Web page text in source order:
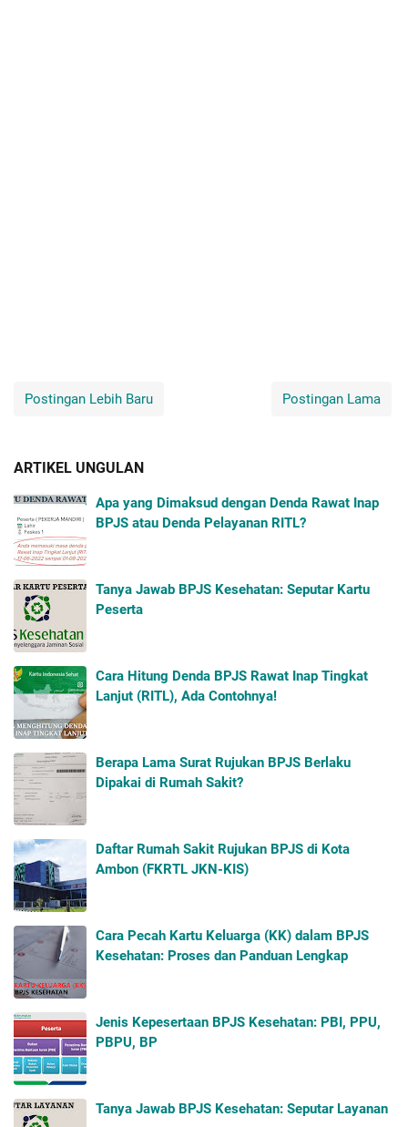
Postingan Lebih Baru Postingan Lama
ARTIKEL UNGULAN
Apa yang Dimaksud dengan Denda Rawat Inap
BPJS atau Denda Pelayanan RITL?
Tanya Jawab BPJS Kesehatan: Seputar Kartu
Peserta
Cara Hitung Denda BPJS Rawat Inap Tingkat
Lanjut (RITL), Ada Contohnya!
Berapa Lama Surat Rujukan BPJS Berlaku
Dipakai di Rumah Sakit?
Daftar Rumah Sakit Rujukan BPJS di Kota
Ambon (FKRTL JKN-KIS)
Cara Pecah Kartu Keluarga (KK) dalam BPJS
Kesehatan: Proses dan Panduan Lengkap
Jenis Kepesertaan BPJS Kesehatan: PBI, PPU,
PBPU, BP
Tanya Jawab BPJS Kesehatan: Seputar Layanan